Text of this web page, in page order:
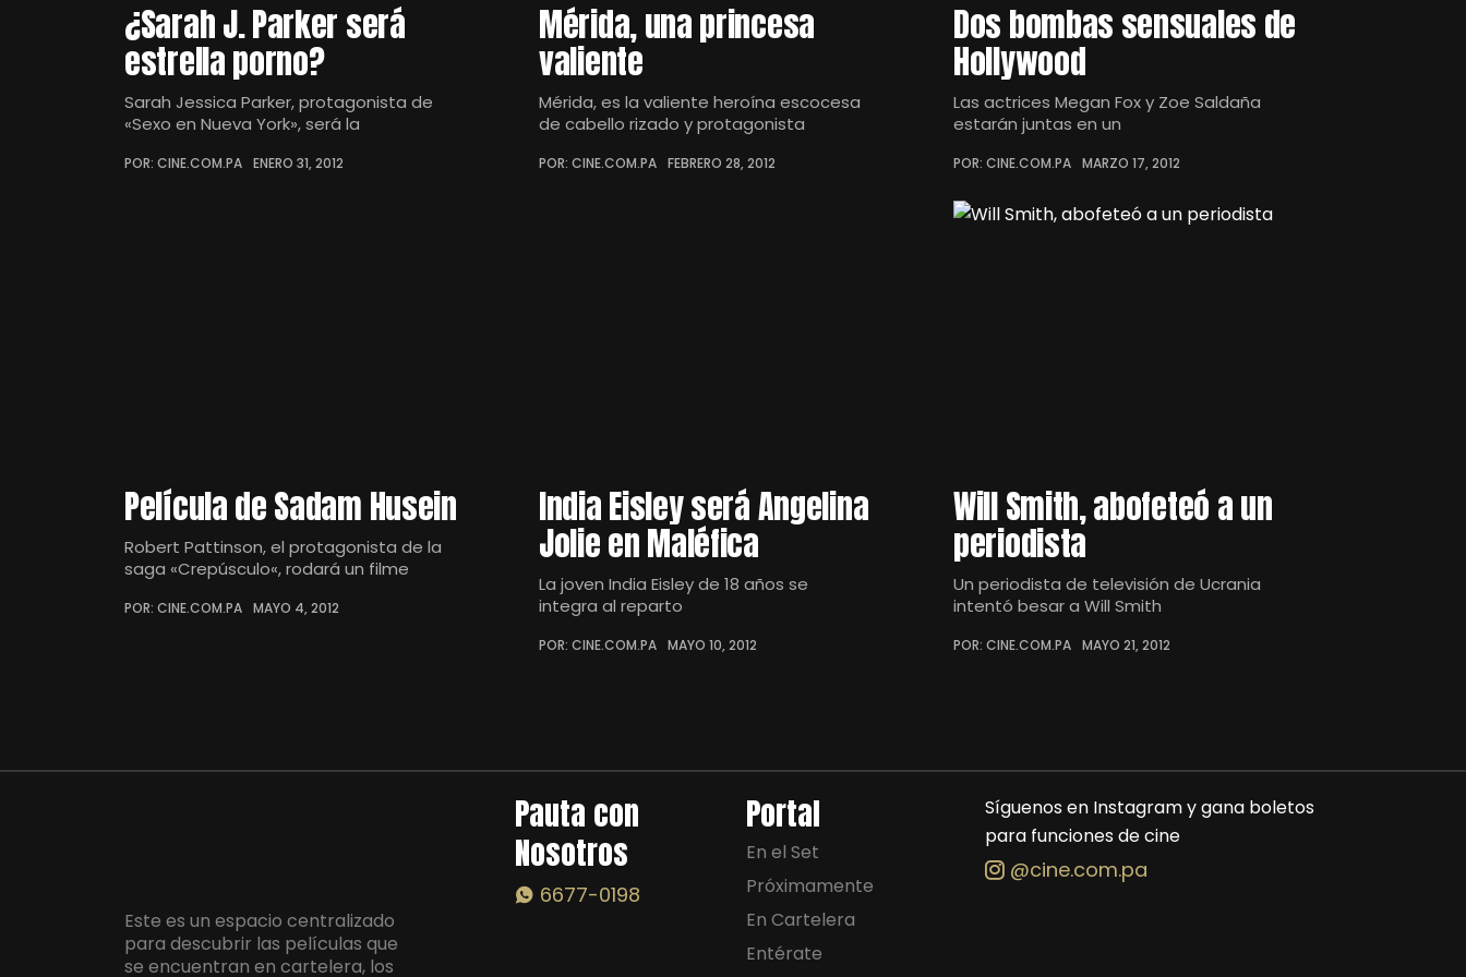
¿Sarah J. Parker será
estrella porno?
Sarah Jessica Parker, protagonista de
«Sexo en Nueva York», será la
POR: CINE.COM.PA ENERO 31, 2012
Mérida, una princesa
valiente
Mérida, es la valiente heroína escocesa
de cabello rizado y protagonista
POR: CINE.COM.PA FEBRERO 28, 2012
Dos bombas sensuales de
Hollywood
Las actrices Megan Fox y Zoe Saldaña
estarán juntas en un
POR: CINE.COM.PA MARZO 17, 2012
Película de Sadam Husein
Robert Pattinson, el protagonista de la
saga «Crepúsculo«, rodará un filme
POR: CINE.COM.PA MAYO 4, 2012
India Eisley será Angelina
Jolie en Maléfica
La joven India Eisley de 18 años se
integra al reparto
POR: CINE.COM.PA MAYO 10, 2012
Will Smith, abofeteó a un
periodista
Un periodista de televisión de Ucrania
intentó besar a Will Smith
POR: CINE.COM.PA MAYO 21, 2012
Este es un espacio centralizado
para descubrir las películas que
se encuentran en cartelera, los
Pauta con
Nosotros
6677-0198
Portal
En el Set
Próximamente
En Cartelera
Entérate
Síguenos en Instagram y gana boletos
para funciones de cine
@cine.com.pa